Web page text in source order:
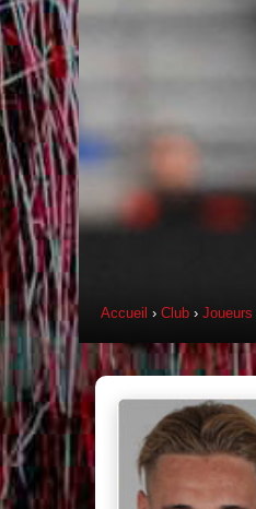
Accueil › Club › Joueurs